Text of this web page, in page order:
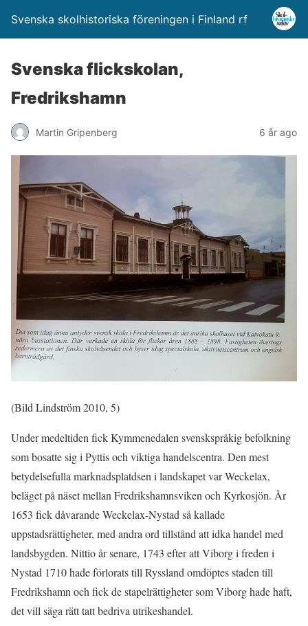
Svenska skolhistoriska föreningen i Finland rf
Svenska flickskolan,
Fredrikshamn
Martin Gripenberg 6 år ago
(Bild Lindström 2010, 5)
Under medeltiden fick Kymmenedalen svenskspråkig befolkning
som bosatte sig i Pyttis och viktiga handelscentra. Den mest
betydelsefulla marknadsplatdsen i landskapet var Weckelax,
beläget på näset mellan Fredrikshamnsviken och Kyrkosjön. År
1653 fick dåvarande Weckelax-Nystad så kallade
uppstadsrättigheter, med andra ord tillstånd att idka handel med
landsbygden. Nittio år senare, 1743 efter att Viborg i freden i
Nystad 1710 hade förlorats till Ryssland omdöptes staden till
Fredrikshamn och fick de stapelrättigheter som Viborg hade haft,
det vill säga rätt tatt bedriva utrikeshandel.